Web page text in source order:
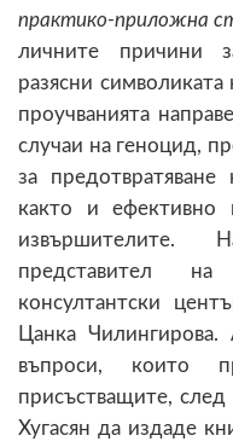
практико-приложна
личните причини
разясни
проучванията
случаи на геноцид,
за
както и ефективно
извършителите.
представител на
консултантски
Цанка Чилингирова.
въпроси, които
присъстващите,
Хугасян да издаде